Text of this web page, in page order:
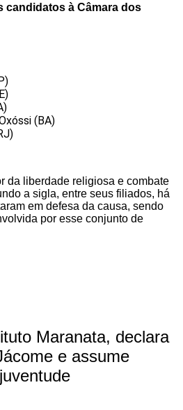
candidatos à Câmara dos
(BA)
da liberdade religiosa e combate
a sigla, entre seus filiados, há
em defesa da causa, sendo
por esse conjunto de
Maranata, declara
e assume